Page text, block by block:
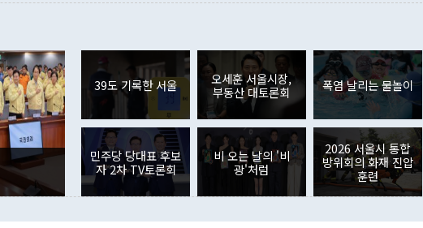
이 9월 러시아 블라디보스토크에서 열리는 '동방경제포럼(EEF)'을 언급하
며 "정부 차원에서 (참석을) 검토하고 있다"고 발언한 데 대해서도 조 장관
은 "그것은 외교부의 몫"이라며 "아직 거기까지 진도가 나가지 않았다"고
잘랐다. 정 장관이 이날 소개한 대북 구상과 설명은 정부 내 조율을 거치지
않았다는 점에서 문제가 있다. 특히 주적 표현 대체와 국호 사용, 9·19 군
사합의 복원, 4자회담 추진 등은 통일부 장관이 결정할 사안이 아니어서 월
권이라는 지적이 나오고 있다. 이 대통령은 정 장관의 업무보고를 듣고 난
뒤 "여기 업무보고에 발표했다고 승인난 건 아니다"라고 재차 확인했다. 정
부의 한 소식통은 "정 장관의 발언 내용은 대부분 국가안전보장회의(NSC)
를 거쳐 결정된 사안이 아닌 정 장관의 개인적 생각에 가깝다"며 "안보 관
련 부처 장관이 정부의 공식 정책이 아닌 사안을 추진하겠다고 업무보고를
하고 대통령의 면전에서 '국군통수권자가 나서야 한다'고 주장한 것은 심각
는 배당수입이 늘어난 데다 전월 분기배당에 따른 기저효과로 배당지급이
였던 올해 3월(369억9000만달러)을 넘어선 것이다. 직접투자에서는 내국
인의 해외투자가 80억1000만달러, 외국인의 국내투자가 46억3000만달러
각각 증가했다. 증권투자에서는 외국인의 국내 주식 매도세가 이어졌다. 외
국인의 국내 주식 투자는 차익실현 매도 등의 영향으로 316억1000만달러
감소하며 전월(-310억5000만달러)에 이어 역대 최대 순매도 기록을 다시
경신했다. 외국인의 국내 채권투자는 세계국채지수(WGBI) 자금 유입에도
분기 말 만기도래 영향으로 증가 폭이 줄어든 52억9000만달러를 기록했
다. 내국인의 해외 증권투자는 주식을 중심으로 35억6000만달러 증가했
다. eoyn2@newspim.com
39도 기록한 서울
오세훈 서울시장,
부동산 대토론회
폭염 날리는 물놀이
민주당 당대표 후보
자 2차 TV토론회
비 오는 날의 '비
광'처럼
2026 서울시 통합
방위회의 화재 진압
훈련